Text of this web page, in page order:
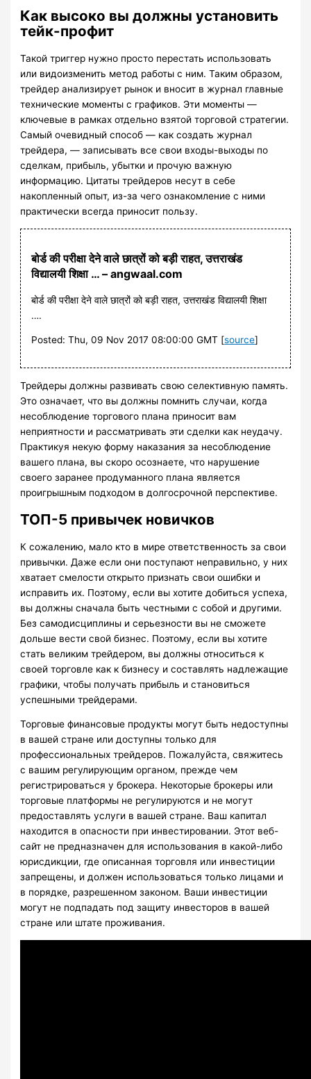
Как высоко вы должны установить
тейк-профит
Такой триггер нужно просто перестать использовать
или видоизменить метод работы с ним. Таким образом,
трейдер анализирует рынок и вносит в журнал главные
технические моменты с графиков. Эти моменты —
ключевые в рамках отдельно взятой торговой стратегии.
Самый очевидный способ — как создать журнал
трейдера, — записывать все свои входы-выходы по
сделкам, прибыль, убытки и прочую важную
информацию. Цитаты трейдеров несут в себе
накопленный опыт, из-за чего ознакомление с ними
практически всегда приносит пользу.
बोर्ड की परीक्षा देने वाले छात्रों को बड़ी राहत, उत्तराखंड
विद्यालयी शिक्षा … – angwaal.com
बोर्ड की परीक्षा देने वाले छात्रों को बड़ी राहत, उत्तराखंड विद्यालयी शिक्षा
….
Posted: Thu, 09 Nov 2017 08:00:00 GMT [source]
Трейдеры должны развивать свою селективную память.
Это означает, что вы должны помнить случаи, когда
несоблюдение торгового плана приносит вам
неприятности и рассматривать эти сделки как неудачу.
Практикуя некую форму наказания за несоблюдение
вашего плана, вы скоро осознаете, что нарушение
своего заранее продуманного плана является
проигрышным подходом в долгосрочной перспективе.
ТОП-5 привычек новичков
К сожалению, мало кто в мире ответственность за свои
привычки. Даже если они поступают неправильно, у них
хватает смелости открыто признать свои ошибки и
исправить их. Поэтому, если вы хотите добиться успеха,
вы должны сначала быть честными с собой и другими.
Без самодисциплины и серьезности вы не сможете
дольше вести свой бизнес. Поэтому, если вы хотите
стать великим трейдером, вы должны относиться к
своей торговле как к бизнесу и составлять надлежащие
графики, чтобы получать прибыль и становиться
успешными трейдерами.
Торговые финансовые продукты могут быть недоступны
в вашей стране или доступны только для
профессиональных трейдеров. Пожалуйста, свяжитесь
с вашим регулирующим органом, прежде чем
регистрироваться у брокера. Некоторые брокеры или
торговые платформы не регулируются и не могут
предоставлять услуги в вашей стране. Ваш капитал
находится в опасности при инвестировании. Этот веб-
сайт не предназначен для использования в какой-либо
юрисдикции, где описанная торговля или инвестиции
запрещены, и должен использоваться только лицами и
в порядке, разрешенном законом. Ваши инвестиции
могут не подпадать под защиту инвесторов в вашей
стране или штате проживания.